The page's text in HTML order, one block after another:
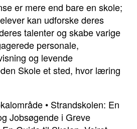
er mere end bare en skole;
kan udforske deres
talenter og skabe varige
personale,
og levende
Skole et sted, hvor læring
• Strandskolen: En
Jobsøgende i Greve